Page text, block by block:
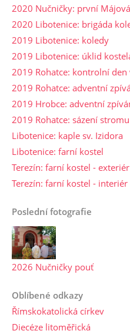
2020 Nučničky: první Májová
2020 Libotenice: brigáda
2019 Libotenice: koledy
2019 Libotenice: úklid
2019 Rohatce: kontrolní den
2019 Rohatce: adventní
2019 Hrobce: adventní
2019 Rohatce: sázení
Libotenice: kaple sv. Izidora
Libotenice: farní kostel
Terezín: farní kostel - exteriér
Terezín: farní kostel - interiér
Poslední fotografie
2026 Nučničky pouť
Oblíbené odkazy
Římskokatolická církev
Diecéze litoměřická